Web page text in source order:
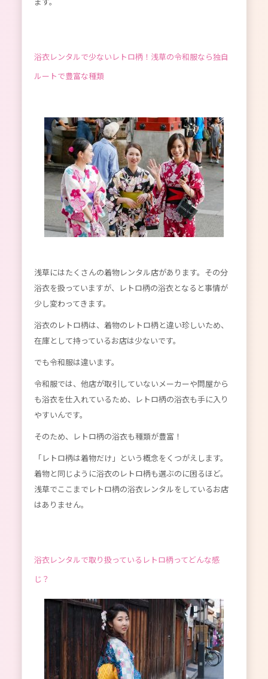
浴衣レンタルで少ないレトロ柄！浅草の令和服なら独自
ルートで豊富な種類
浅草にはたくさんの着物レンタル店があります。その分
浴衣を扱っていますが、レトロ柄の浴衣となると事情が
少し変わってきます。
浴衣のレトロ柄は、着物のレトロ柄と違い珍しいため、
在庫として持っているお店は少ないです。
でも令和服は違います。
令和服では、他店が取引していないメーカーや問屋から
も浴衣を仕入れているため、レトロ柄の浴衣も手に入り
やすいんです。
そのため、レトロ柄の浴衣も種類が豊富！
「レトロ柄は着物だけ」という概念をくつがえします。
着物と同じように浴衣のレトロ柄も選ぶのに困るほど。
浅草でここまでレトロ柄の浴衣レンタルをしているお店
はありません。
浴衣レンタルで取り扱っているレトロ柄ってどんな感
じ？